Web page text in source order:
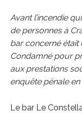
Avant l’incendie
de personnes à
bar concerné était
Condamné pour
aux prestations
enquête pénale
Le bar Le